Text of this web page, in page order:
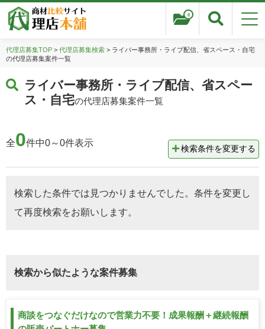
0
代理店募集TOP> 代理店募集検索> ライバー事務所・ライブ配信、省スペース・自宅
の代理店募集案件一覧
ライバー事務所・ライブ配信、省スペー
ス・自宅の代理店募集案件一覧
全0件中0～0件表示
検索条件を変更する
検索した条件では見つかりませんでした。条件を変更し
て再度検索をお願いします。
検索から似たような案件募集
商談をつなぐだけなので営業力不要！成果報酬＋継続報酬